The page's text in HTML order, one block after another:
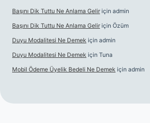
Başını Dik Tuttu Ne Anlama Gelir için admin
Başını Dik Tuttu Ne Anlama Gelir için Özüm
Duyu Modalitesi Ne Demek için admin
Duyu Modalitesi Ne Demek için Tuna
Mobil Ödeme Üyelik Bedeli Ne Demek için admin